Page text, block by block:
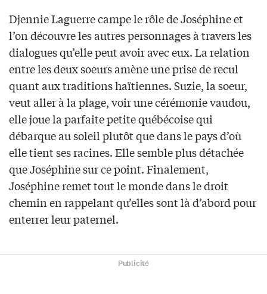
Djennie Laguerre campe le rôle de Joséphine et
l’on découvre les autres personnages à travers les
dialogues qu’elle peut avoir avec eux. La relation
entre les deux soeurs amène une prise de recul
quant aux traditions haïtiennes. Suzie, la soeur,
veut aller à la plage, voir une cérémonie vaudou,
elle joue la parfaite petite québécoise qui
débarque au soleil plutôt que dans le pays d’où
elle tient ses racines. Elle semble plus détachée
que Joséphine sur ce point. Finalement,
Joséphine remet tout le monde dans le droit
chemin en rappelant qu’elles sont là d’abord pour
enterrer leur paternel.
Publicité